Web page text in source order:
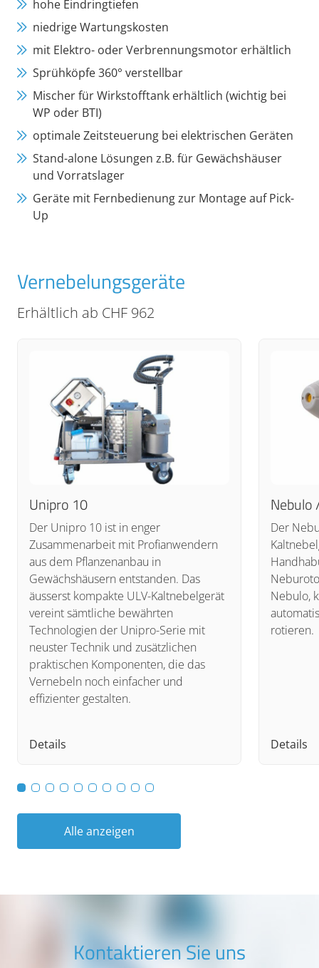
hohe Eindringtiefen
niedrige Wartungskosten
mit Elektro- oder Verbrennungsmotor erhältlich
Sprühköpfe 360° verstellbar
Mischer für Wirkstofftank erhältlich (wichtig bei
WP oder BTI)
optimale Zeitsteuerung bei elektrischen Geräten
Stand-alone Lösungen z.B. für Gewächshäuser
und Vorratslager
Geräte mit Fernbedienung zur Montage auf Pick-
Up
Vernebelungsgeräte
Erhältlich ab CHF 962
Unipro 10
Der Unipro 10 ist in enger
Zusammenarbeit mit Profianwendern
aus dem Pflanzenanbau in
Gewächshäusern entstanden. Das
äusserst kompakte ULV-Kaltnebelgerät
vereint sämtliche bewährten
Technologien der Unipro-Serie mit
neuster Technik und zusätzlichen
praktischen Komponenten, die das
Vernebeln noch einfacher und
effizienter gestalten.
Details
Der
Nebulo,
rotieren.
Details
Alle anzeigen
Kontaktieren Sie uns